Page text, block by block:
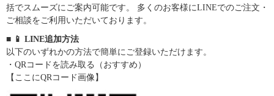
括でスムーズにご案内可能です。 多くのお客様にLINEでのご注文・
ご相談をご利用いただいております。
■ 📱 LINE追加方法
以下のいずれかの方法で簡単にご登録いただけます。
・QRコードを読み取る（おすすめ）
【ここにQRコード画像】